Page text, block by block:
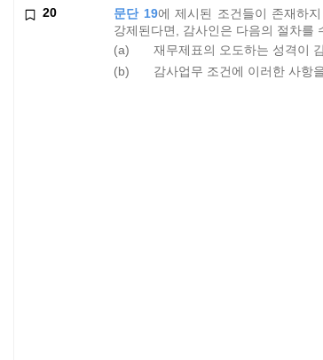
20 문단 19에 제시된 조건들이 존재하
강제된다면, 감사인은 다음의 절차를
(a)
재무제표의 오도하는 성격이
(b)
감사업무 조건에 이러한 사항